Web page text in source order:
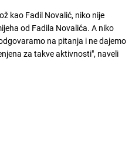
kao Fadil Novalić, niko nije
od Fadila Novalića. A niko
na pitanja i ne dajemo
za takve aktivnosti", naveli